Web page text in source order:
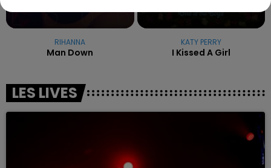
RIHANNA
Man Down
KATY PERRY
I Kissed A Girl
LES LIVES